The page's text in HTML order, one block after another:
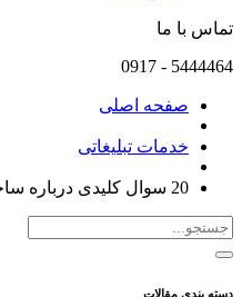
تماس با ما
5444464
-
0917
صفحه اصلی
خدمات تبلیغاتی
20 سوال کلیدی درباره ساخت مهر در قشم
دسته بندی مقالات